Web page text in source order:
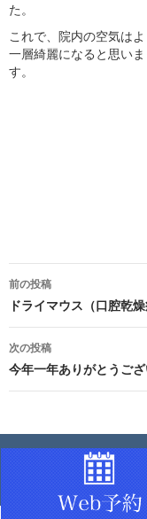
た。
これで、院内の空気はよ
一層綺麗になると思いま
す。
投
稿
ナ
ビ
ー
前の投稿
ドライマウス（口腔乾
次の投稿
今年一年ありがとうござ
練馬高野台 | なか歯科クリ
「なか歯科クリニック」は
立てるよう日々努力してまい